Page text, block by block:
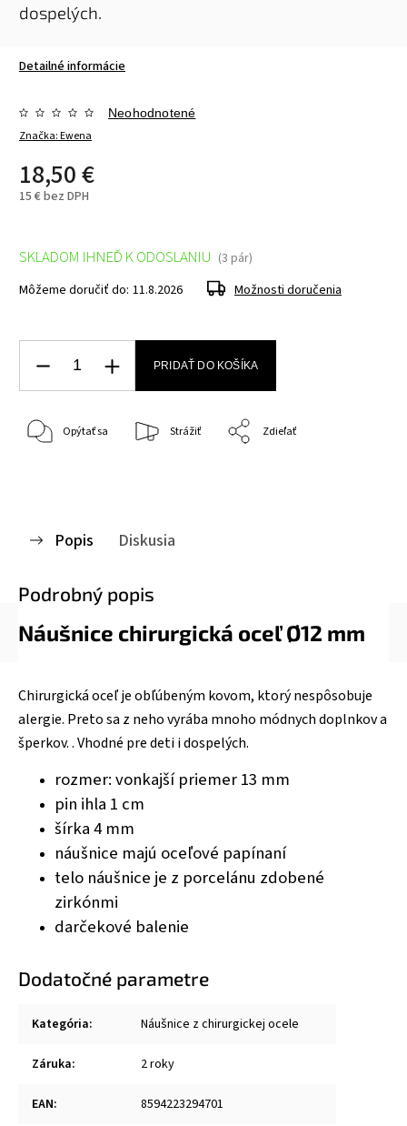
dospelých.
Detailné informácie
Značka:Ewena
Neohodnotené
18,50 €
15 € bez DPH
SKLADOM IHNEĎ K ODOSLANIU (3 pár)
Môžeme doručiť do: 11.8.2026 Možnosti doručenia
PRIDAŤ DO KOŠÍKA
Opýtať sa Strážiť Zdieľať
Popis Diskusia
Podrobný popis
Náušnice chirurgická oceľ Ø12 mm
Chirurgická oceľ je obľúbeným kovom, ktorý nespôsobuje
alergie. Preto sa z neho vyrába mnoho módnych doplnkov a
šperkov. . Vhodné pre deti i dospelých.
rozmer: vonkajší priemer 13 mm
pin ihla 1 cm
šírka 4 mm
náušnice majú oceľové papínaní
telo náušnice je z porcelánu zdobené
zirkónmi
darčekové balenie
Dodatočné parametre
Kategória: Náušnice z chirurgickej ocele
Záruka: 2 roky
EAN: 8594223294701